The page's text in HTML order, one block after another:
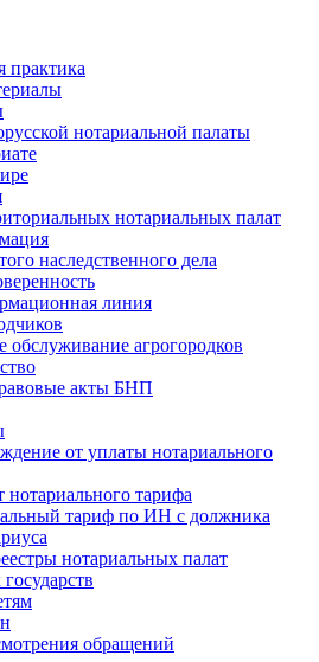
практика
нотариальной палаты
нотариальных палат
наследственного дела
линия
обслуживание агрогородков
акты БНП
от уплаты нотариального
нотариального тарифа
тариф по ИН с должника
нотариальных палат
обращений